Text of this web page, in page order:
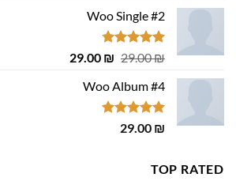
500.00 ₪.
Woo Single #2
דורג4.75
29.00₪
המחיר
היה:
29.00 ₪.
29.00 ₪
המחיר
Woo Album #4
דורג5.00
29.00 ₪
TOP RATED